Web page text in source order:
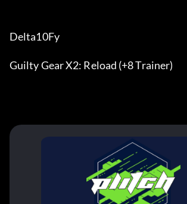
Delta10Fy
Guilty Gear X2: Reload (+8 Trainer)